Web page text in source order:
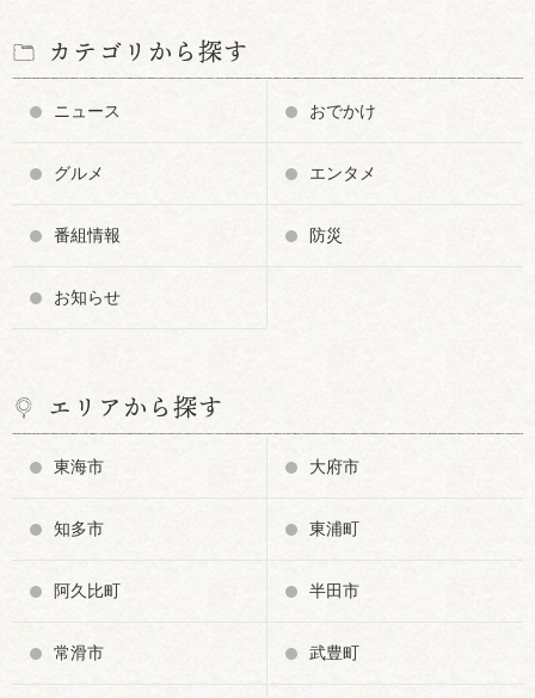
カテゴリから探す
ニュース おでかけ
グルメ エンタメ
番組情報 防災
お知らせ
エリアから探す
東海市 大府市
知多市 東浦町
阿久比町 半田市
常滑市 武豊町